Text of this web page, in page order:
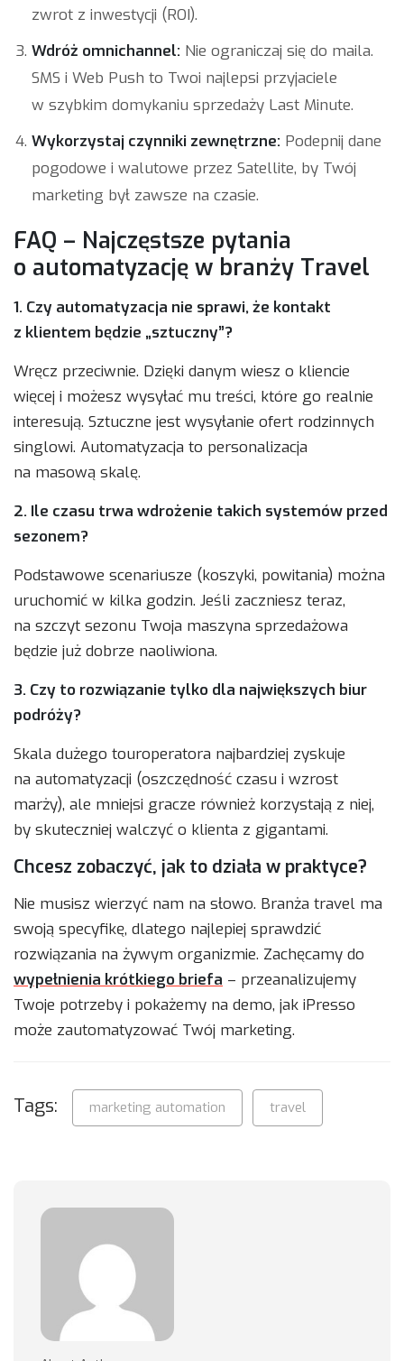
zwrot z inwestycji (ROI).
Wdróż omnichannel: Nie ograniczaj się do maila.
SMS i Web Push to Twoi najlepsi przyjaciele
w szybkim domykaniu sprzedaży Last Minute.
Wykorzystaj czynniki zewnętrzne: Podepnij dane
pogodowe i walutowe przez Satellite, by Twój
marketing był zawsze na czasie.
FAQ – Najczęstsze pytania
o automatyzację w branży Travel
1. Czy automatyzacja nie sprawi, że kontakt
z klientem będzie „sztuczny”?
Wręcz przeciwnie. Dzięki danym wiesz o kliencie
więcej i możesz wysyłać mu treści, które go realnie
interesują. Sztuczne jest wysyłanie ofert rodzinnych
singlowi. Automatyzacja to personalizacja
na masową skalę.
2. Ile czasu trwa wdrożenie takich systemów przed
sezonem?
Podstawowe scenariusze (koszyki, powitania) można
uruchomić w kilka godzin. Jeśli zaczniesz teraz,
na szczyt sezonu Twoja maszyna sprzedażowa
będzie już dobrze naoliwiona.
3. Czy to rozwiązanie tylko dla największych biur
podróży?
Skala dużego touroperatora najbardziej zyskuje
na automatyzacji (oszczędność czasu i wzrost
marży), ale mniejsi gracze również korzystają z niej,
by skuteczniej walczyć o klienta z gigantami.
Chcesz zobaczyć, jak to działa w praktyce?
Nie musisz wierzyć nam na słowo. Branża travel ma
swoją specyfikę, dlatego najlepiej sprawdzić
rozwiązania na żywym organizmie. Zachęcamy do
wypełnienia krótkiego briefa – przeanalizujemy
Twoje potrzeby i pokażemy na demo, jak iPresso
może zautomatyzować Twój marketing.
Tags: marketing automation travel